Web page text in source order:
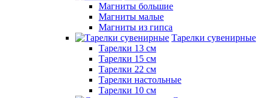
Магниты большие
Магниты малые
Магниты из гипса
Тарелки сувенирные
Тарелки 13 см
Тарелки 15 см
Тарелки 22 см
Тарелки настольные
Тарелки 10 см